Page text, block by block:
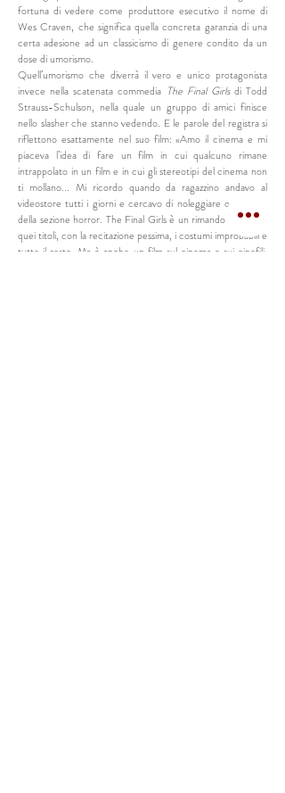
fortuna di vedere come produttore esecutivo il nome di
Wes Craven, che significa quella concreta garanzia di una
certa adesione ad un classicismo di genere condito da un
dose di umorismo.
Quell’umorismo che diverrà il vero e unico protagonista
invece nella scatenata commedia The Final Girlsdi Todd
Strauss-Schulson, nella quale un gruppo di amici finisce
nello slasher che stanno vedendo. E le parole del registra si
riflettono esattamente nel suo film: «Amo il cinema e mi
piaceva l’idea di fare un film in cui qualcuno rimane
intrappolato in un film e in cui gli stereotipi del cinema non
ti mollano... Mi ricordo quando da ragazzino andavo al
videostore tutti i giorni e cercavo di noleggiare ogni titolo
della sezione horror. The Final Girls è un rimando comico a
quei titoli, con la recitazione pessima, i costumi improbabili e
tutto il resto. Ma è anche un film sul cinema e sui cinefili.